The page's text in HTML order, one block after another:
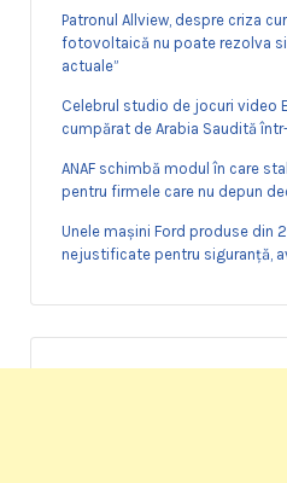
Patronul Allview, despre criza
fotovoltaică nu poate rezolva
actuale”
Celebrul studio de jocuri video
cumpărat de Arabia Saudită
ANAF schimbă modul în care
pentru firmele care nu depun
Unele mașini Ford produse din
nejustificate pentru siguranță,